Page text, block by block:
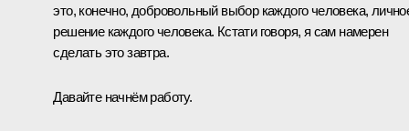
это, конечно, добровольный выбор каждого человека,
решение каждого человека. Кстати говоря, я сам намерен
сделать это завтра.
Давайте начнём работу.